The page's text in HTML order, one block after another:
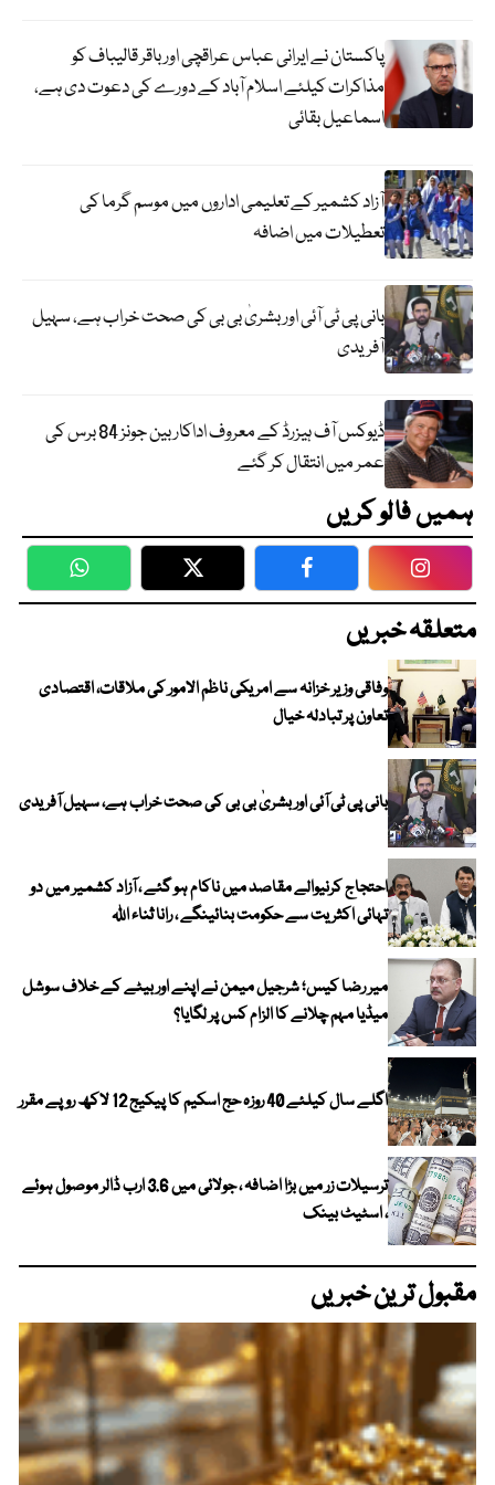
پاکستان نے ایرانی عباس عراقچی اورباقر قالیباف کو
مذاکرات کیلئے اسلام آباد کے دورے کی دعوت دی ہے،
اسماعیل بقائی
آزاد کشمیر کے تعلیمی اداروں میں موسم گرما کی
تعطیلات میں اضافہ
بانی پی ٹی آئی اور بشریٰ بی بی کی صحت خراب ہے، سہیل
آفریدی
ڈیوکس آف ہیزرڈ کے معروف اداکار بین جونز 84 برس کی
عمر میں انتقال کر گئے
ہمیں فالو کریں
WhatsApp Twitter Facebook
متعلقہ خبریں
وفاقی وزیر خزانہ سے امریکی ناظم الامور کی ملاقات، اقتصادی
تعاون پر تبادلہ خیال
بانی پی ٹی آئی اور بشریٰ بی بی کی صحت خراب ہے، سہیل آفریدی
احتجاج کرنیوالے مقاصد میں ناکام ہو گئے ، آزاد کشمیر میں دو
تہائی اکثریت سے حکومت بنائینگے ، رانا ثناء اللہ
میر رضا کیس؛ شرجیل میمن نے اپنے اور بیٹے کے خلاف سوشل
میڈیا مہم چلانے کا الزام کس پر لگایا؟
اگلے سال کیلئے 40 روزہ حج اسکیم کا پیکیج 12 لاکھ روپے مقرر
ترسیلات زر میں بڑا اضافہ ، جولائی میں 3.6 ارب ڈالر موصول ہوئے
، اسٹیٹ بینک
مقبول ترین خبریں